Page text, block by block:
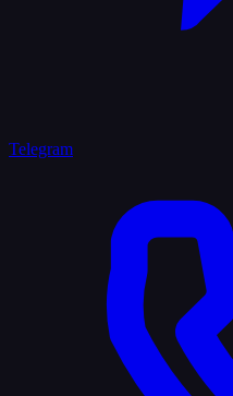
Telegram